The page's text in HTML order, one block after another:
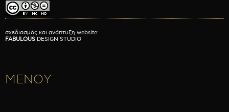
σχεδιασμός και ανάπτυξη website:
FABULOUS DESIGN STUDIO
ΜΕΝΟΥ